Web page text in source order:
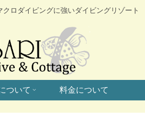
ロダイビングに強いダイビングリゾート
ついて 料金について